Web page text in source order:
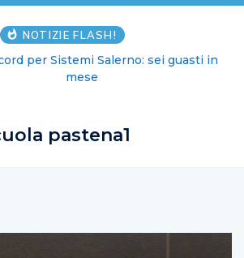
NOTIZIE FLASH!
per Sistemi Salerno: sei guasti in un
mese
pastena1